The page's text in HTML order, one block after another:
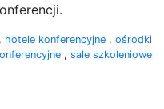
, hotele konferencyjne , ośrodki
, sale szkoleniowe